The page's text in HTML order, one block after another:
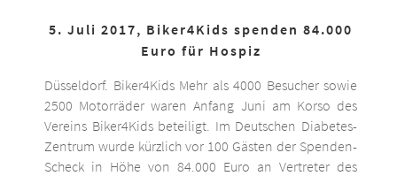
5. Juli 2017, Biker4Kids spenden 84.000
Euro für Hospiz
Düsseldorf. Biker4Kids Mehr als 4000 Besucher sowie
2500 Motorräder waren Anfang Juni am Korso des
Vereins Biker4Kids beteiligt. Im Deutschen Diabetes-
Zentrum wurde kürzlich vor 100 Gästen der Spenden-
Scheck in Höhe von 84.000 Euro an Vertreter des